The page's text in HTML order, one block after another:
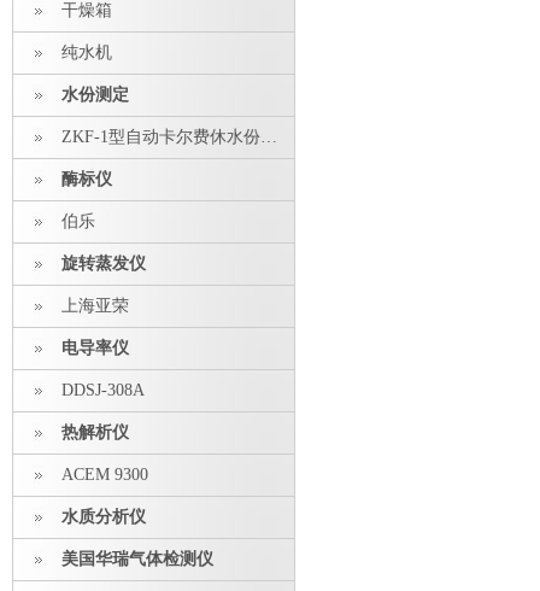
干燥箱
纯水机
水份测定
ZKF-1型自动卡尔费休水份测定仪
酶标仪
伯乐
旋转蒸发仪
上海亚荣
电导率仪
DDSJ-308A
热解析仪
ACEM 9300
水质分析仪
美国华瑞气体检测仪